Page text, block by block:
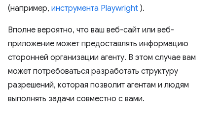
(например, инструмента Playwright ).
Вполне вероятно, что ваш веб-сайт или веб-
приложение может предоставлять информацию
сторонней организации агенту. В этом случае вам
может потребоваться разработать структуру
разрешений, которая позволит агентам и людям
выполнять задачи совместно с вами.